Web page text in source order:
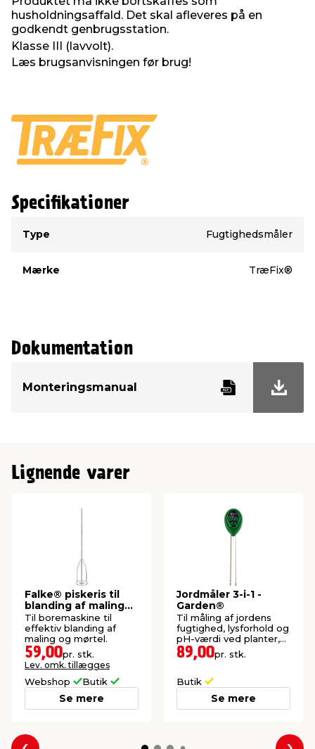
husholdningsaffald. Det skal afleveres på en
godkendt genbrugsstation.
Klasse III (lavvolt).
Læs brugsanvisningen før brug!
Specifikationer
Type
Fugtighedsmåler
Mærke TræFix®
Dokumentation
Monteringsmanual
Lignende varer
Falke® piskeris til
blanding af maling
og mørtel
Til boremaskine til
effektiv blanding af
maling og mørtel.
59,00pr. stk.
Lev. omk. tillægges
Webshop Butik
Se mere
Jordmåler 3-i-1 -
Garden®
Til måling af jordens
fugtighed, lysforhold og
pH-værdi ved planter,
blomster og
grøntsager.
89,00pr. stk.
Butik
Se mere